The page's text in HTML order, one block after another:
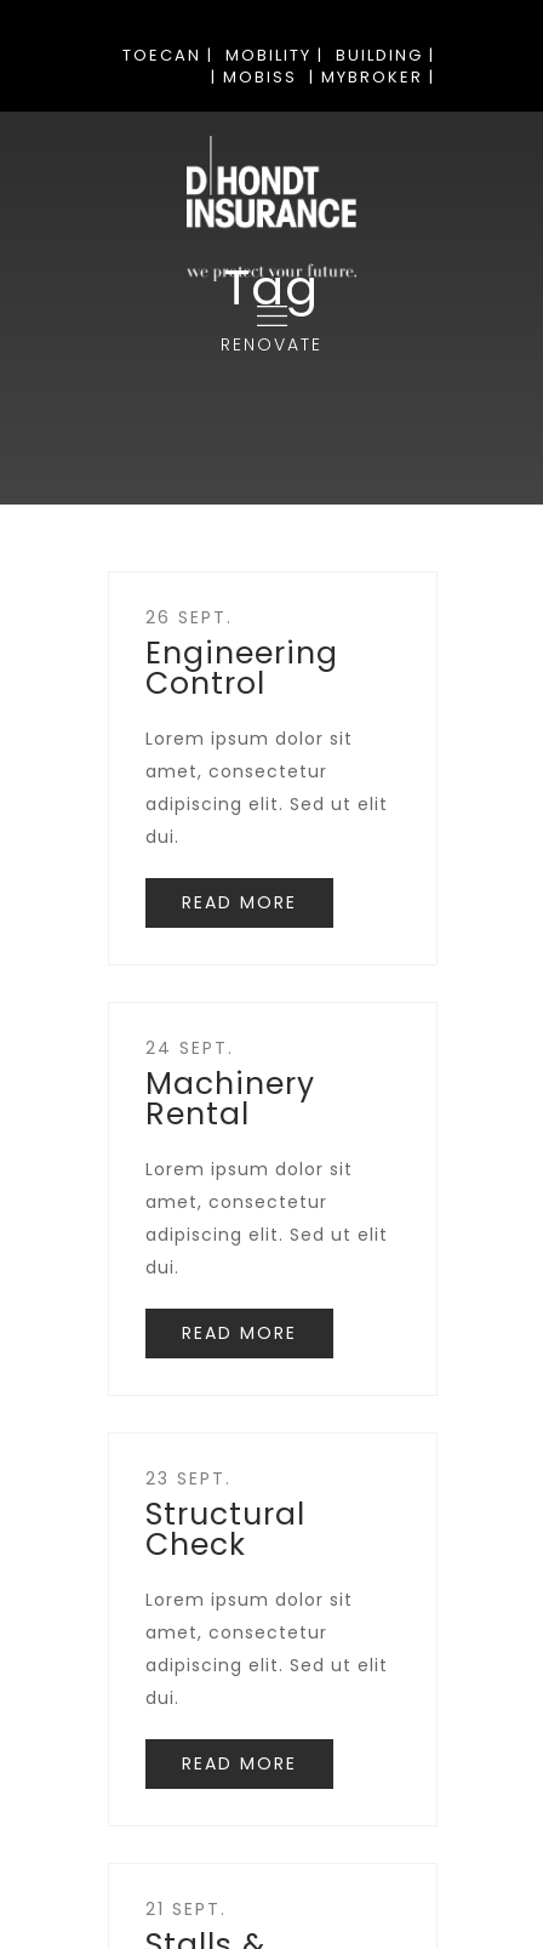
BUILDING |
MOBILITY |
TOECAN |
| MYBROKER |
| MOBISS
Tag
RENOVATE
26 SEPT.
Engineering
Control
Lorem ipsum dolor sit
amet, consectetur
adipiscing elit. Sed ut elit
dui.
READ MORE
24 SEPT.
Machinery
Rental
Lorem ipsum dolor sit
amet, consectetur
adipiscing elit. Sed ut elit
dui.
READ MORE
23 SEPT.
Structural
Check
Lorem ipsum dolor sit
amet, consectetur
adipiscing elit. Sed ut elit
dui.
READ MORE
21 SEPT.